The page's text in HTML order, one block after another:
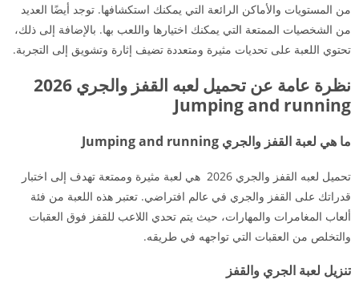
من المستويات والأماكن الرائعة التي يمكنك استكشافها. توجد أيضًا العديد
من الشخصيات الممتعة التي يمكنك اختيارها واللعب بها. بالإضافة إلى ذلك،
تحتوي اللعبة على تحديات مثيرة ومتعددة تضيف إثارة وتشويق إلى التجربة.
نظرة عامة عن تحميل لعبه القفز والجري 2026
Jumping and running
ما هي لعبة القفز والجري Jumping and running
تحميل لعبه القفز والجري 2026 هي لعبة مثيرة وممتعة تهدف إلى اختبار
قدراتك على القفز والجري في عالم افتراضي. تعتبر هذه اللعبة من فئة
ألعاب المغامرات والمهارات، حيث يتم تحدي اللاعب للقفز فوق العقبات
والتخلص من العقبات التي تواجهه في طريقه.
تنزيل لعبة الجري والقفز